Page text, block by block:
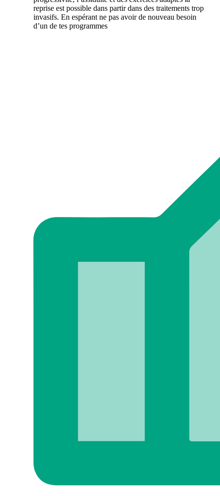
reprise est possible dans partir dans des traitements trop
invasifs. En espérant ne pas avoir de nouveau besoin
d’un de tes programmes